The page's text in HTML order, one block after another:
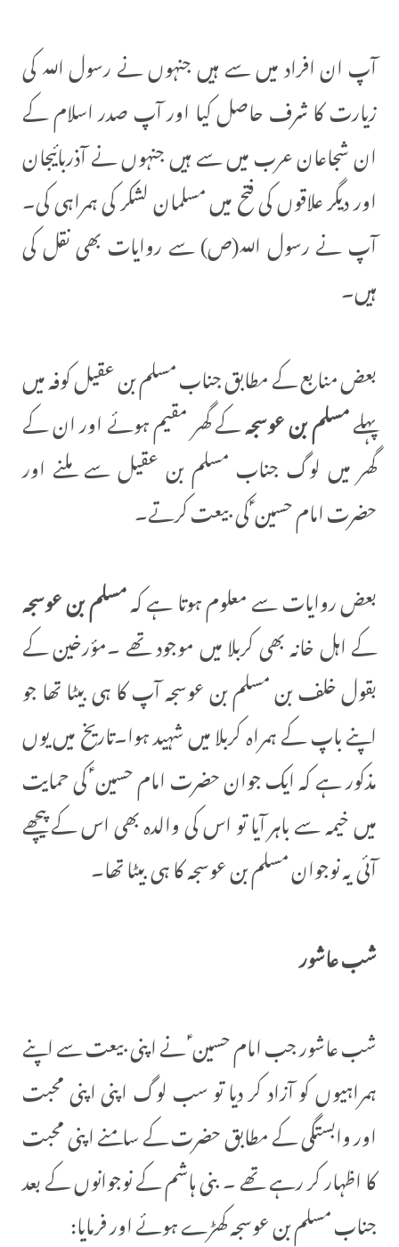
آپ ان افراد میں سے ہیں جنہوں نے رسول اللہ کی
زیارت کا شرف حاصل کیا اور آپ صدر اسلام کے
ان شجاعان عرب میں سے ہیں جنہوں نے آذربائیجان
اور دیگر علاقوں کی فتح میں مسلمان لشکر کی ہمراہی کی۔
آپ نے رسول اللہ(ص) سے روایات بھی نقل کی
ہیں۔
بعض منابع کے مطابق جناب مسلم بن عقیل کوفہ میں
پہلےمسلم بن عوسجہکے گھر مقیم ہوئے اور ان کے
گھر میں لوگ جناب مسلم بن عقیل سے ملنے اور
حضرت امام حسین ؑ کی بیعت کرتے۔
بعض روایات سے معلوم ہوتا ہے کہمسلم بن عوسجہ
کے اہل خانہ بھی کربلا میں موجود تھے ۔مؤرخین کے
بقول خلف بن مسلم بن عوسجہ آپ کا ہی بیٹا تھا جو
اپنے باپ کے ہمراہ کربلا میں شہید ہوا۔تاریخ میں یوں
مذکور ہے کہ ایک جوان حضرت امام حسین ؑ کی حمایت
میں خیمہ سے باہر آیا تو اس کی والدہ بھی اس کے پیچھے
آئی یہ نوجوان مسلم بن عوسجہ کا ہی بیٹا تھا۔
شب عاشور
شب عاشور جب امام حسین ؑ نے اپنی بیعت سے اپنے
ہمراہیوں کو آزاد کر دیا تو سب لوگ اپنی اپنی محبت
اور وابستگی کے مطابق حضرت کے سامنے اپنی محبت
کا اظہار کر رہے تھے ۔ بنی ہاشم کے نوجوانوں کے بعد
جناب مسلم بن عوسجہ کھڑے ہوئے اور فرمایا: